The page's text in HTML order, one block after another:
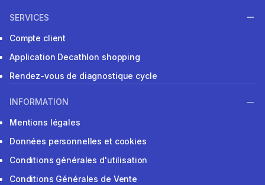
SERVICES
Compte client
Application Decathlon shopping
Rendez-vous de diagnostique cycle
INFORMATION
Mentions légales
Données personnelles et cookies
Conditions générales d'utilisation
Conditions Générales de Vente